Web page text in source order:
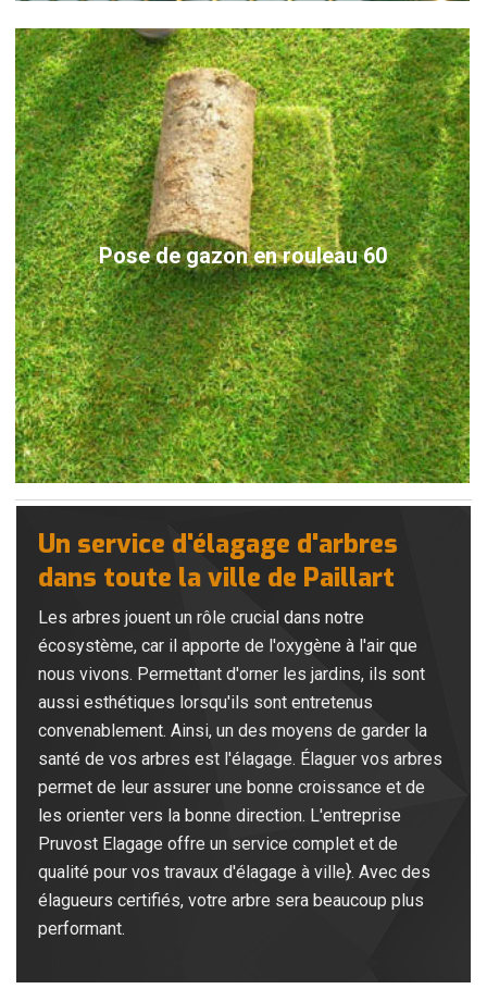
Pose de gazon en rouleau 60
Un service d'élagage d'arbres
dans toute la ville de Paillart
Les arbres jouent un rôle crucial dans notre
écosystème, car il apporte de l'oxygène à l'air que
nous vivons. Permettant d'orner les jardins, ils sont
aussi esthétiques lorsqu'ils sont entretenus
convenablement. Ainsi, un des moyens de garder la
santé de vos arbres est l'élagage. Élaguer vos arbres
permet de leur assurer une bonne croissance et de
les orienter vers la bonne direction. L'entreprise
Pruvost Elagage offre un service complet et de
qualité pour vos travaux d'élagage à ville}. Avec des
élagueurs certifiés, votre arbre sera beaucoup plus
performant.